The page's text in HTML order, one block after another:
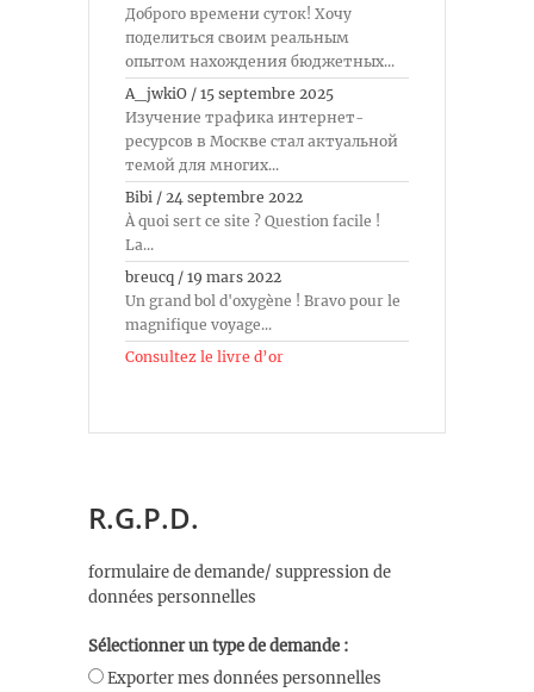
Доброго времени суток! Хочу
поделиться своим реальным
опытом нахождения бюджетных...
A_jwkiO / 15 septembre 2025
Изучение трафика интернет-
ресурсов в Москве стал актуальной
темой для многих...
Bibi / 24 septembre 2022
À quoi sert ce site ? Question facile !
La...
breucq / 19 mars 2022
Un grand bol d'oxygène ! Bravo pour le
magnifique voyage...
Consultez le livre d’or
R.G.P.D.
formulaire de demande/ suppression de
données personnelles
Sélectionner un type de demande :
Exporter mes données personnelles